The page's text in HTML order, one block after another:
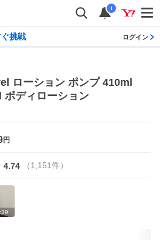
i
挑戦 ログイン
ローション ポンプ 410ml
ボディローション
円
4.74 （1,151件）